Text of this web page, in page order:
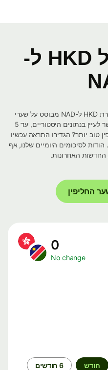
תרשים של HKD ל-
התרשים האינטראקטיבי שלנו להמרת HKD ל-NAD מבוסס על שערי
חליפין אמצעיים בזמן אמת, מאפשר לעיין בנתונים היסטוריים, עד 5
יותר? הגדירו התראה עכשיו
לסיכומים היומיים שלנו, אף
האחרונות.
החליפין
No change
חודש 6 חודשים